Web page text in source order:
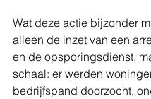
Wat deze actie bijzonder
alleen de inzet van een
en de opsporingsdienst,
schaal: er werden
bedrijfspand doorzocht,